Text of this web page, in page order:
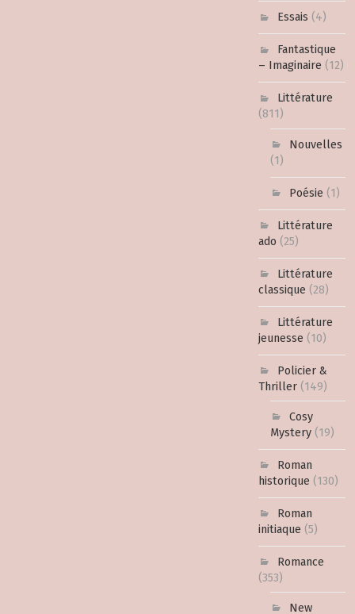
Essais (4)
Fantastique
– Imaginaire (12)
Littérature
(811)
Nouvelles
(1)
Poésie (1)
Littérature
ado (25)
Littérature
classique (28)
Littérature
jeunesse (10)
Policier &
Thriller (149)
Cosy
Mystery(19)
Roman
historique (130)
Roman
initiaque (5)
Romance
(353)
New